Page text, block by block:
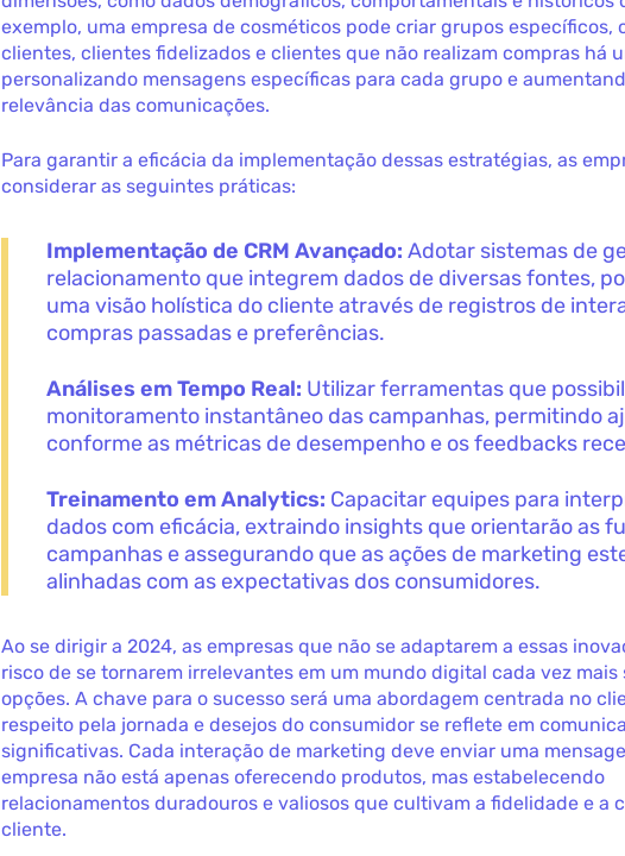
exemplo, uma empresa de cosméticos pode criar grupos específicos,
clientes, clientes fidelizados e clientes que não realizam compras há
personalizando mensagens específicas para cada grupo e
relevância das comunicações.
Para garantir a eficácia da implementação dessas estratégias, as
considerar as seguintes práticas:
Implementação de CRM Avançado: Adotar sistemas de
relacionamento que integrem dados de diversas fontes,
uma visão holística do cliente através de registros de
compras passadas e preferências.
Análises em Tempo Real: Utilizar ferramentas que
monitoramento instantâneo das campanhas, permitindo
conforme as métricas de desempenho e os feedbacks
Treinamento em Analytics: Capacitar equipes para
dados com eficácia, extraindo insights que orientarão as
campanhas e assegurando que as ações de marketing
alinhadas com as expectativas dos consumidores.
Ao se dirigir a 2024, as empresas que não se adaptarem a essas
risco de se tornarem irrelevantes em um mundo digital cada vez mais
opções. A chave para o sucesso será uma abordagem centrada no
respeito pela jornada e desejos do consumidor se reflete em
significativas. Cada interação de marketing deve enviar uma
empresa não está apenas oferecendo produtos, mas estabelecendo
relacionamentos duradouros e valiosos que cultivam a fidelidade e a
cliente.